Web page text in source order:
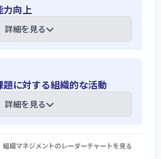
活用して子どもの姿を
りやすく伝え、保護者の
います。
を適宜確認し、役割と責
ダーシップを発揮してい
責任については、組織
に関わる事務分掌で組織
対応しています。職員の
の職員アンケート、年
必要に応じた相談等を通
ます。地域の福祉ニーズ
の通達、毎月の園長
児童委員等との交流等
し、良好な子育て環境
を把握しています。収集・
、園運営や地域の子育
ています。
職員として守るべき
理等は、就業規則、保育
（保育従事者用のマニュ
し、職員に配付し、周
また、職員会議や研修、
に基づく面談等で、規
や確認を行う機会があ
解を深めています。苦情解
、責任者、第三者委員
苦情解決制度を整備
説明書や保護者ハンドブ
高め、リスク対策を講じ
の向上に取り組んでいま
リスクに対して、危機
ルの整備や毎月の避難訓
に取り組んでいます。毎月
、様々な場面を想定し
察署による不審者対応、
力向上
詳細を見る
ル、園運営全体のバラン
材適所の人員配置を行っ
に対する組織的な活動
詳細を見る
題に対して、目標設定・取り
組織マネジメントのレーダーチャートを見る